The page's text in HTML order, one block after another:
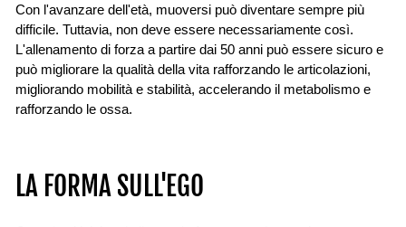
Con l'avanzare dell'età, muoversi può diventare sempre più
difficile. Tuttavia, non deve essere necessariamente così.
L'allenamento di forza a partire dai 50 anni può essere sicuro e
può migliorare la qualità della vita rafforzando le articolazioni,
migliorando mobilità e stabilità, accelerando il metabolismo e
rafforzando le ossa.
LA FORMA SULL'EGO